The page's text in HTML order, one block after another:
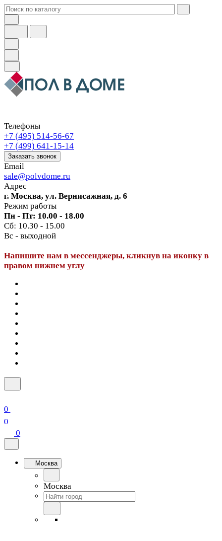
Телефоны
+7 (495) 514-56-67
+7 (499) 641-15-14
Заказать звонок
Email
sale@polvdome.ru
Адрес
г. Москва, ул. Вернисажная, д. 6
Режим работы
Пн - Пт: 10.00 - 18.00
Сб: 10.30 - 15.00
Вс - выходной
Напишите нам в мессенджеры, кликнув на иконку в
правом нижнем углу
0
0
0
Москва
Москва